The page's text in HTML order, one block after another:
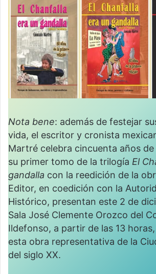
Nota bene: además de festejar
vida, el escritor y cronista
Martré celebra cincuenta años
su primer tomo de la trilogía El
gandalla con la reedición de la
Editor, en coedición con la
Histórico, presentan este 2 de
Sala José Clemente Orozco del
Ildefonso, a partir de las 13
esta obra representativa de la
del siglo XX.